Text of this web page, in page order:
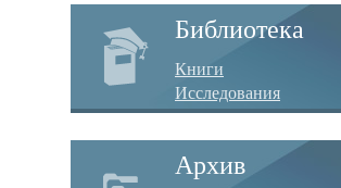
Библиотека
Книги
Исследования
Архив